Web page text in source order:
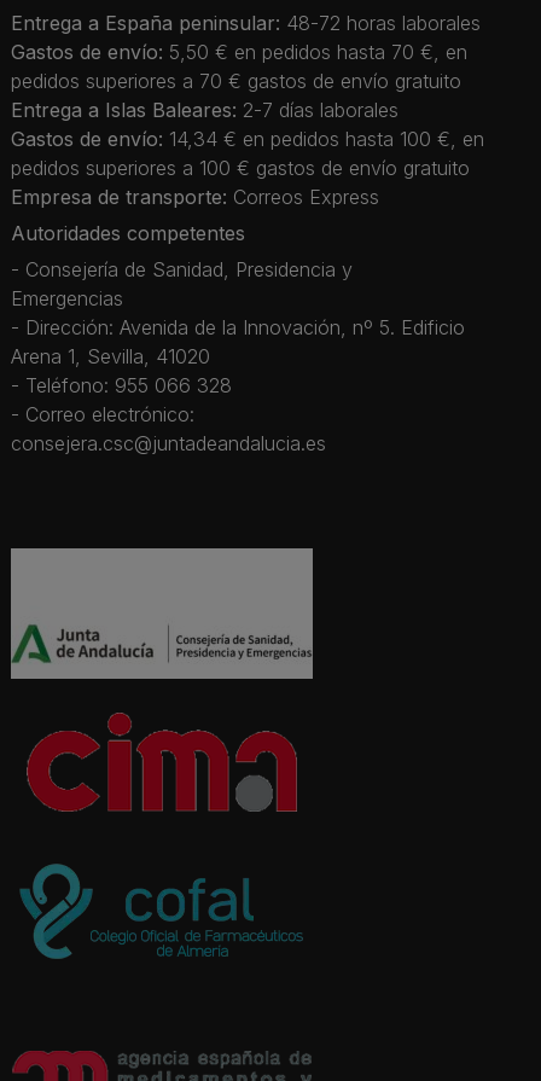
Entrega a España peninsular: 48-72 horas laborales
Gastos de envío: 5,50 € en pedidos hasta 70 €, en
pedidos superiores a 70 € gastos de envío gratuito
Entrega a Islas Baleares: 2-7 días laborales
Gastos de envío: 14,34 € en pedidos hasta 100 €, en
pedidos superiores a 100 € gastos de envío gratuito
Empresa de transporte: Correos Express
Autoridades competentes
- Consejería de Sanidad, Presidencia y
Emergencias
- Dirección: Avenida de la Innovación, nº 5. Edificio
Arena 1, Sevilla, 41020
- Teléfono: 955 066 328
- Correo electrónico:
consejera.csc@juntadeandalucia.es